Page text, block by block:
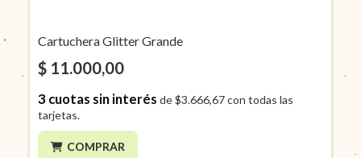
Cartuchera Glitter Grande
$ 11.000,00
3cuotas sin interés de$3.666,67con todas las
tarjetas.
COMPRAR